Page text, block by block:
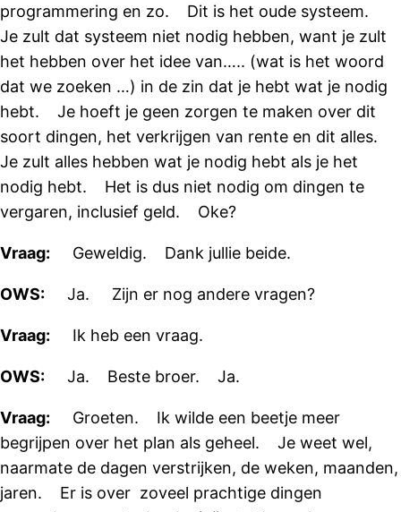
programmering en zo. Dit is het oude systeem.
Je zult dat systeem niet nodig hebben, want je zult
het hebben over het idee van….. (wat is het woord
dat we zoeken …) in de zin dat je hebt wat je nodig
hebt. Je hoeft je geen zorgen te maken over dit
soort dingen, het verkrijgen van rente en dit alles.
Je zult alles hebben wat je nodig hebt als je het
nodig hebt. Het is dus niet nodig om dingen te
vergaren, inclusief geld. Oke?
Vraag: Geweldig. Dank jullie beide.
OWS: Ja. Zijn er nog andere vragen?
Vraag: Ik heb een vraag.
OWS: Ja. Beste broer. Ja.
Vraag: Groeten. Ik wilde een beetje meer
begrijpen over het plan als geheel. Je weet wel,
naarmate de dagen verstrijken, de weken, maanden,
jaren. Er is over zoveel prachtige dingen